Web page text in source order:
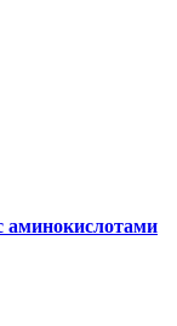
аминокислотами